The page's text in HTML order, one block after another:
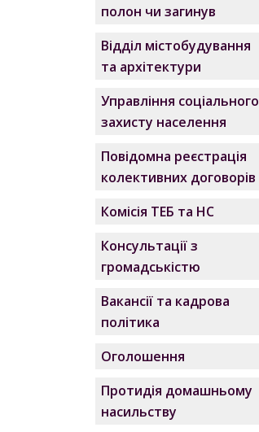
полон чи загинув
Відділ містобудування
та архітектури
Управління соціального
захисту населення
Повідомна реєстрація
колективних договорів
Комісія ТЕБ та НС
Консультації з
громадськістю
Вакансії та кадрова
політика
Оголошення
Протидія домашньому
насильству